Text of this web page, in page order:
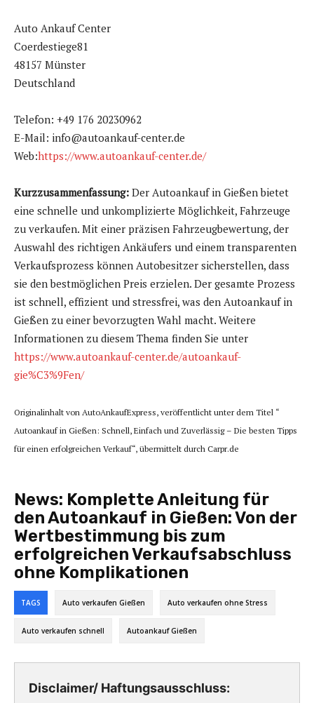
Auto Ankauf Center
Coerdestiege81
48157 Münster
Deutschland
Telefon: +49 176 20230962
E-Mail: info@autoankauf-center.de
Web:https://www.autoankauf-center.de/
Kurzzusammenfassung: Der Autoankauf in Gießen bietet
eine schnelle und unkomplizierte Möglichkeit, Fahrzeuge
zu verkaufen. Mit einer präzisen Fahrzeugbewertung, der
Auswahl des richtigen Ankäufers und einem transparenten
Verkaufsprozess können Autobesitzer sicherstellen, dass
sie den bestmöglichen Preis erzielen. Der gesamte Prozess
ist schnell, effizient und stressfrei, was den Autoankauf in
Gießen zu einer bevorzugten Wahl macht. Weitere
Informationen zu diesem Thema finden Sie unter
https://www.autoankauf-center.de/autoankauf-
gie%C3%9Fen/
Originalinhalt von AutoAnkaufExpress, veröffentlicht unter dem Titel “
Autoankauf in Gießen: Schnell, Einfach und Zuverlässig – Die besten Tipps
für einen erfolgreichen Verkauf“, übermittelt durch Carpr.de
News: Komplette Anleitung für
den Autoankauf in Gießen: Von der
Wertbestimmung bis zum
erfolgreichen Verkaufsabschluss
ohne Komplikationen
TAGS Auto verkaufen Gießen Auto verkaufen ohne Stress
Auto verkaufen schnell Autoankauf Gießen
Disclaimer/ Haftungsausschluss: